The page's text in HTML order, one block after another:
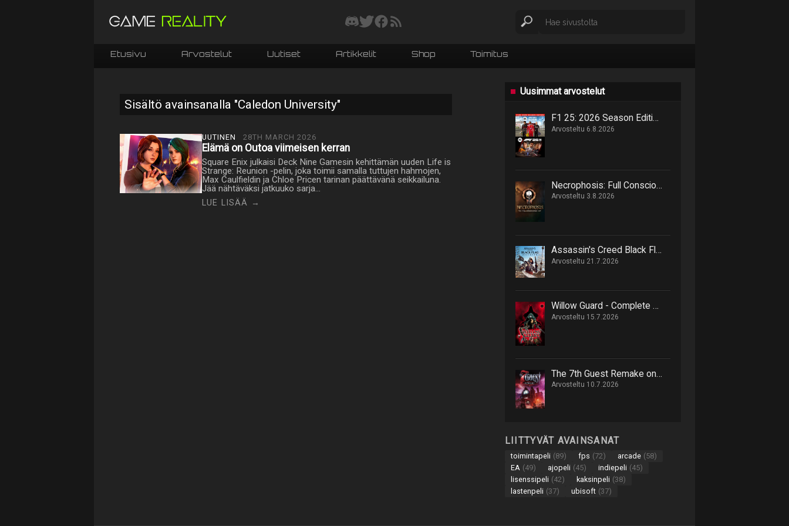
Etusivu Arvostelut Uutiset Artikkelit Shop Toimitus
Sisältö avainsanalla "Caledon University"
UUTINEN 28TH MARCH 2026
Elämä on Outoa viimeisen kerran
Square Enix julkaisi Deck Nine Gamesin kehittämän uuden Life is
Strange: Reunion -pelin, joka toimii samalla tuttujen hahmojen,
Max Caulfieldin ja Chloe Pricen tarinan päättävänä seikkailuna.
Jää nähtäväksi jatkuuko sarja…
LUE LISÄÄ →
Uusimmat arvostelut
F1 25: 2026 Season Edition niputtaa uutta ja vanhaa samaan pakettiin
Arvosteltu 6.8.2026
Necrophosis: Full Consciousness tarjoilee lovecraftimaisen matkan painajaisnäkymiin
Arvosteltu 3.8.2026
Assassin's Creed Black Flag Resynced marssittaa epäilijät lankulta
Arvosteltu 21.7.2026
Willow Guard - Complete Edition on hack 'n' slash -retki eläinten valtakuntaan
Arvosteltu 15.7.2026
The 7th Guest Remake on onnistunut uusinta 90-luvun seikkailusta
Arvosteltu 10.7.2026
LIITTYVÄT AVAINSANAT
toimintapeli (89) fps (72) arcade (58)
EA (49) ajopeli (45) indiepeli (45)
lisenssipeli (42) kaksinpeli (38)
lastenpeli (37) ubisoft (37)